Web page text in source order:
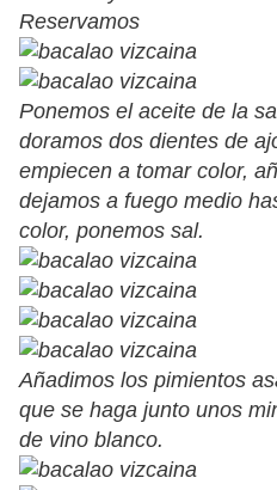
Reservamos
Ponemos el aceite de la
doramos dos dientes de
empiecen a tomar color,
dejamos a fuego medio
color, ponemos sal.
Añadimos los pimientos
que se haga junto unos
de vino blanco.